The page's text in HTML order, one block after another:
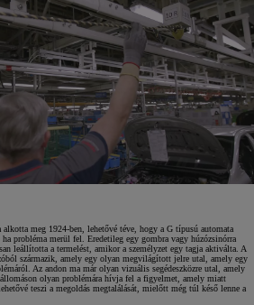
meg 1924-ben, lehetővé téve, hogy a G típusú automata
probléma merül fel. Eredetileg egy gombra vagy húzózsinórra
leállította a termelést, amikor a személyzet egy tagja aktiválta. A
származik, amely egy olyan megvilágított jelre utal, amely egy
Az andon ma már olyan vizuális segédeszközre utal, amely
olyan problémára hívja fel a figyelmet, amely miatt
teszi a megoldás megtalálását, mielőtt még túl késő lenne a